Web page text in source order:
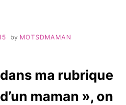
by MOTSDMAMAN
ma rubrique
maman », on